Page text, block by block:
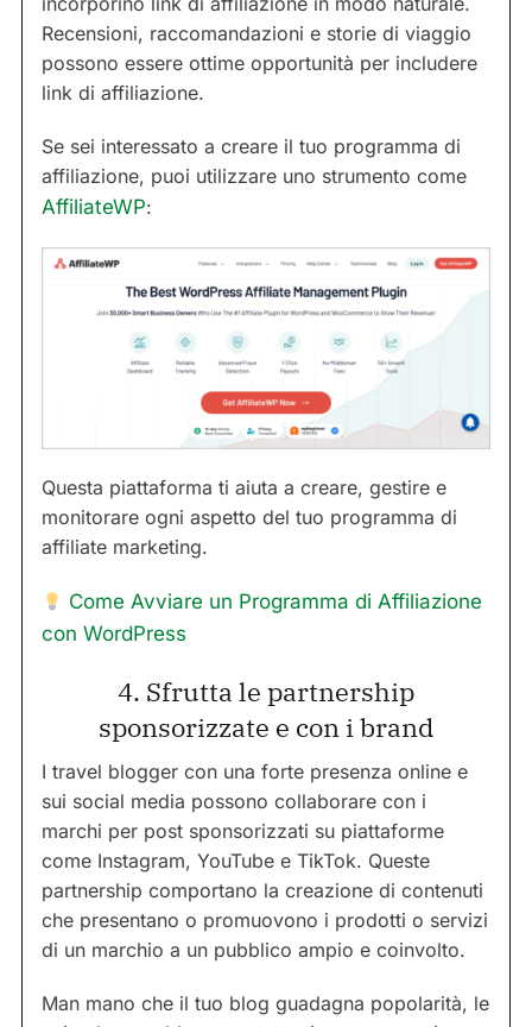
Recensioni, raccomandazioni e storie di viaggio
possono essere ottime opportunità per includere
link di affiliazione.
Se sei interessato a creare il tuo programma di
affiliazione, puoi utilizzare uno strumento come
AffiliateWP:
Questa piattaforma ti aiuta a creare, gestire e
monitorare ogni aspetto del tuo programma di
affiliate marketing.
Come Avviare un Programma di Affiliazione
con WordPress
4. Sfrutta le partnership
sponsorizzate e con i brand
I travel blogger con una forte presenza online e
sui social media possono collaborare con i
marchi per post sponsorizzati su piattaforme
come Instagram, YouTube e TikTok. Queste
partnership comportano la creazione di contenuti
che presentano o promuovono i prodotti o servizi
di un marchio a un pubblico ampio e coinvolto.
Man mano che il tuo blog guadagna popolarità, le